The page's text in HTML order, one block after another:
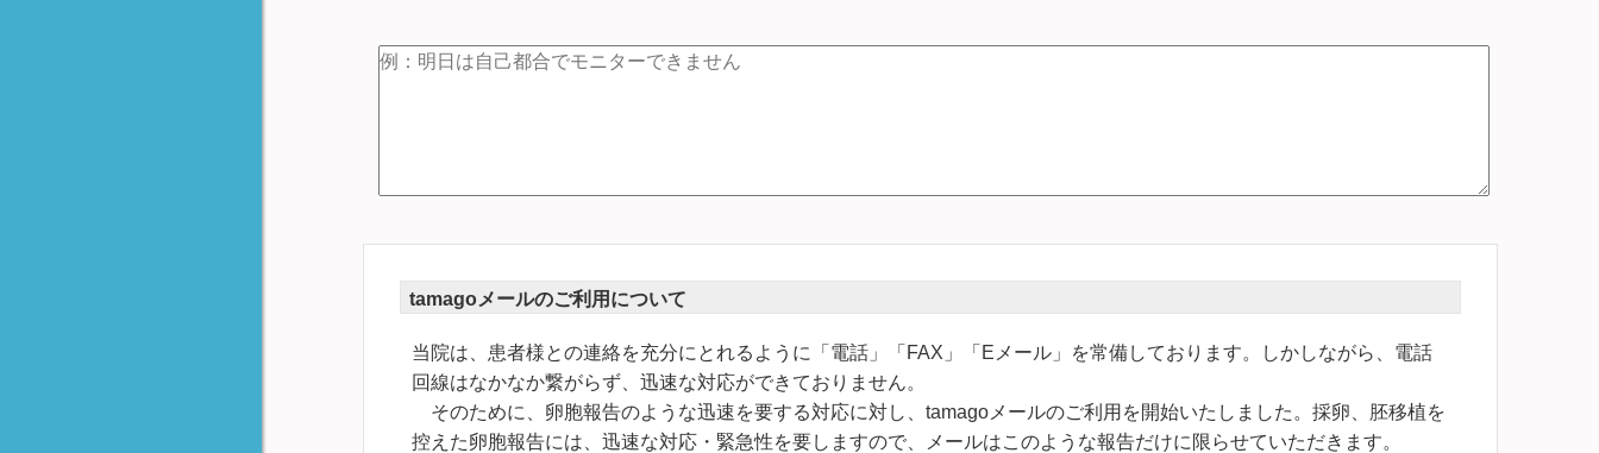
tamagoメールのご利用について
当院は、患者様との連絡を充分にとれるように「電話」「FAX」「Eメール」を常備しております。しかしながら、電話
回線はなかなか繋がらず、迅速な対応ができておりません。
そのために、卵胞報告のような迅速を要する対応に対し、tamagoメールのご利用を開始いたしました。採卵、胚移植を
控えた卵胞報告には、迅速な対応・緊急性を要しますので、メールはこのような報告だけに限らせていただきます。